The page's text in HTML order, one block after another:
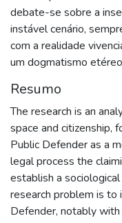
debate-se sobre a
instável cenário,
com a realidade
um dogmatismo
Resumo
The research is an
space and citizenship,
Public Defender as a
legal process the
establish a
research problem is
Defender, notably